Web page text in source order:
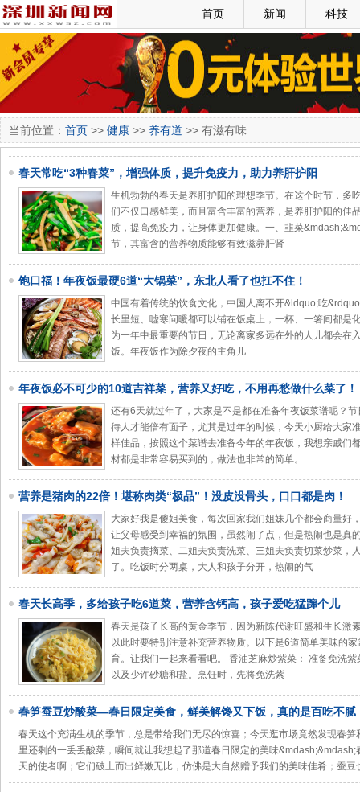
首页 新闻 科技
当前位置： 首页 >> 健康 >> 养有道 >> 有滋有味
春天常吃“3种春菜”，增强体质，提升免疫力，助力养肝护阳
生机勃勃的春天是养肝护阳的理想季节。在这个时节，多
们不仅口感鲜美，而且富含丰富的营养，是养肝护阳的佳
质，提高免疫力，让身体更加健康。一、韭菜
节，其富含的营养物质能够有效滋养肝肾
饱口福！年夜饭最硬6道“大锅菜”，东北人看了也扛不住！
中国有着传统的饮食文化，中国人离不开&ldquo;吃
长里短、嘘寒问暖都可以铺在饭桌上，一杯、一箸间都是
为一年中最重要的节日，无论离家多远在外的人儿都会在
饭。年夜饭作为除夕夜的主角儿
年夜饭必不可少的10道吉祥菜，营养又好吃，不用再愁做什么菜了！
还有6天就过年了，大家是不是都在准备年夜饭菜谱呢？
待人才能倍有面子，尤其是过年的时候，今天小厨给大家
样佳品，按照这个菜谱去准备今年的年夜饭，我想亲戚们
材都是非常容易买到的，做法也非常的简单。
营养是猪肉的22倍！堪称肉类“极品”！没皮没骨头，口口都是肉！
大家好我是傻姐美食，每次回家我们姐妹几个都会商量好
让父母感受到幸福的氛围，虽然闹了点，但是热闹也是真
姐夫负责摘菜、二姐夫负责洗菜、三姐夫负责切菜炒菜，
了。吃饭时分两桌，大人和孩子分开，热闹的气
春天长高季，多给孩子吃6道菜，营养含钙高，孩子爱吃猛蹿个儿
春天是孩子长高的黄金季节，因为新陈代谢旺盛和生长激
以此时要特别注意补充营养物质。以下是6道简单美味的
育。让我们一起来看看吧。 香油芝麻炒紫菜： 准备免洗
以及少许砂糖和盐。烹饪时，先将免洗紫
春笋蚕豆炒酸菜—春日限定美食，鲜美解馋又下饭，真的是百吃不腻
春天这个充满生机的季节，总是带给我们无尽的惊喜；今天逛市场竟然发现春
里还剩的一丢丢酸菜，瞬间就让我想起了那道春日限定的美味
天的使者啊；它们破土而出鲜嫩无比，仿佛是大自然赠予我们的美味佳肴；蚕豆